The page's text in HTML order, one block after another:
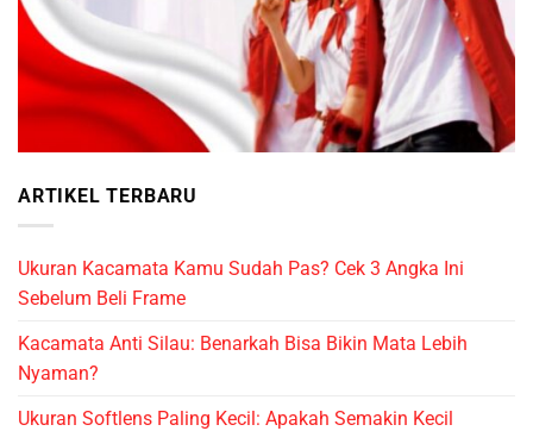
ARTIKEL TERBARU
Ukuran Kacamata Kamu Sudah Pas? Cek 3 Angka Ini
Sebelum Beli Frame
Kacamata Anti Silau: Benarkah Bisa Bikin Mata Lebih
Nyaman?
Ukuran Softlens Paling Kecil: Apakah Semakin Kecil